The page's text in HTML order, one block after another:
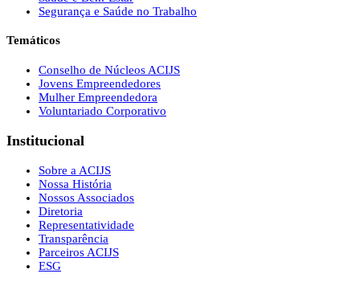
Segurança e Saúde no Trabalho
Temáticos
Conselho de Núcleos ACIJS
Jovens Empreendedores
Mulher Empreendedora
Voluntariado Corporativo
Institucional
Sobre a ACIJS
Nossa História
Nossos Associados
Diretoria
Representatividade
Transparência
Parceiros ACIJS
ESG